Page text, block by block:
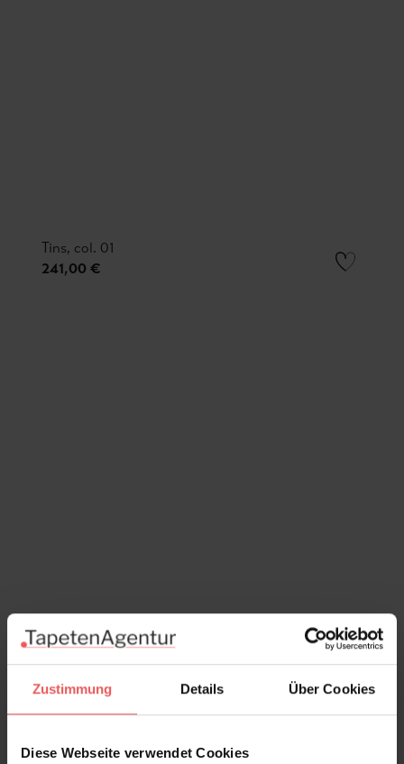
Zustimmung Details Über Cookies
Diese Webseite verwendet Cookies
Tins, col. 01
241,00 €